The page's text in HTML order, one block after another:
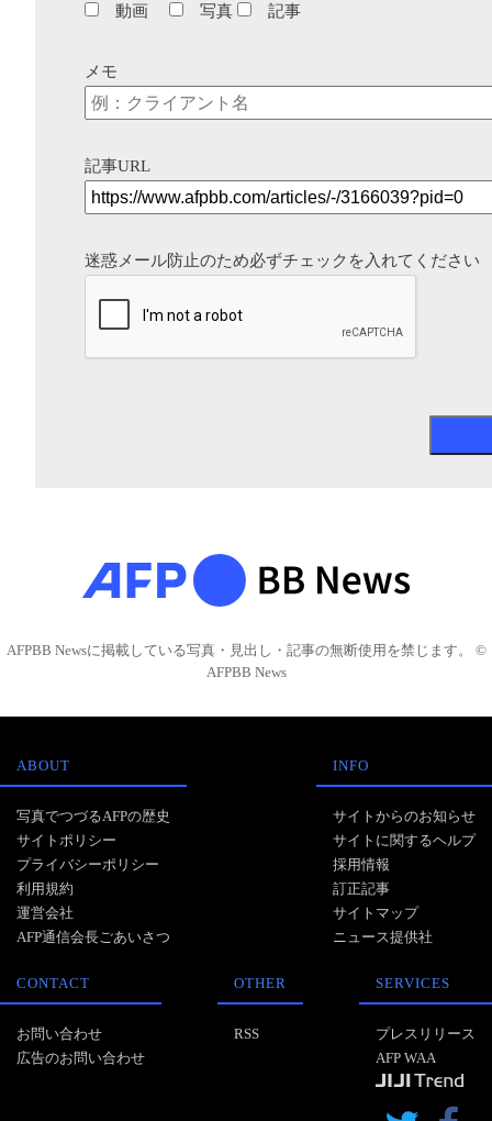
動画
写真 記事
メモ
記事URL
迷惑メール防止のため必ずチェックを入れてください
AFPBB Newsに掲載している写真・見出し・記事の無断使用を禁じます。 ©
AFPBB News
ABOUT
写真でつづるAFPの歴史
サイトポリシー
プライバシーポリシー
利用規約
運営会社
AFP通信会長ごあいさつ
INFO
サイトからのお知らせ
サイトに関するヘルプ
採用情報
訂正記事
サイトマップ
ニュース提供社
CONTACT
お問い合わせ
広告のお問い合わせ
OTHER
RSS
SERVICES
プレスリリース
AFP WAA